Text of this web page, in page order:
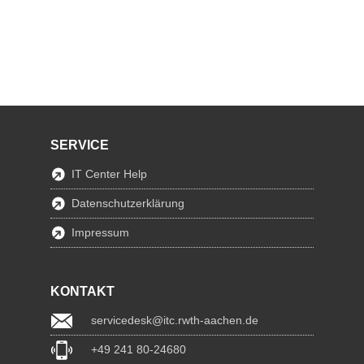
SERVICE
IT Center Help
Datenschutzerklärung
Impressum
KONTAKT
servicedesk@itc.rwth-aachen.de
+49 241 80-24680